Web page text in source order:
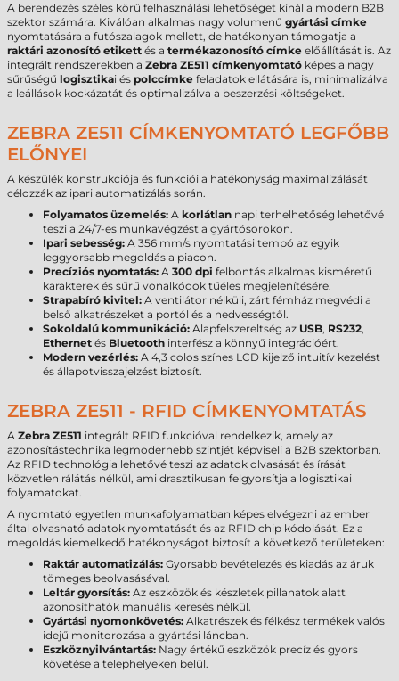
A berendezés széles körű felhasználási lehetőséget kínál a modern B2B
szektor számára. Kiválóan alkalmas nagy volumenű gyártási címke
nyomtatására a futószalagok mellett, de hatékonyan támogatja a
raktári azonosító etikett és a termékazonosító címke előállítását is. Az
integrált rendszerekben a Zebra ZE511 címkenyomtató képes a nagy
sűrűségű logisztikai és polccímke feladatok ellátására is, minimalizálva
a leállások kockázatát és optimalizálva a beszerzési költségeket.
ZEBRA ZE511 CÍMKENYOMTATÓ LEGFŐBB
ELŐNYEI
A készülék konstrukciója és funkciói a hatékonyság maximalizálását
célozzák az ipari automatizálás során.
Folyamatos üzemelés: A korlátlan napi terhelhetőség lehetővé
teszi a 24/7-es munkavégzést a gyártósorokon.
Ipari sebesség: A 356 mm/s nyomtatási tempó az egyik
leggyorsabb megoldás a piacon.
Precíziós nyomtatás: A 300 dpi felbontás alkalmas kisméretű
karakterek és sűrű vonalkódok tűéles megjelenítésére.
Strapabíró kivitel: A ventilátor nélküli, zárt fémház megvédi a
belső alkatrészeket a portól és a nedvességtől.
Sokoldalú kommunikáció: Alapfelszereltség az USB, RS232,
Ethernet és Bluetooth interfész a könnyű integrációért.
Modern vezérlés: A 4,3 colos színes LCD kijelző intuitív kezelést
és állapotvisszajelzést biztosít.
ZEBRA ZE511 - RFID CÍMKENYOMTATÁS
A Zebra ZE511 integrált RFID funkcióval rendelkezik, amely az
azonosítástechnika legmodernebb szintjét képviseli a B2B szektorban.
Az RFID technológia lehetővé teszi az adatok olvasását és írását
közvetlen rálátás nélkül, ami drasztikusan felgyorsítja a logisztikai
folyamatokat.
A nyomtató egyetlen munkafolyamatban képes elvégezni az ember
által olvasható adatok nyomtatását és az RFID chip kódolását. Ez a
megoldás kiemelkedő hatékonyságot biztosít a következő területeken:
Raktár automatizálás: Gyorsabb bevételezés és kiadás az áruk
tömeges beolvasásával.
Leltár gyorsítás: Az eszközök és készletek pillanatok alatt
azonosíthatók manuális keresés nélkül.
Gyártási nyomonkövetés: Alkatrészek és félkész termékek valós
idejű monitorozása a gyártási láncban.
Eszköznyilvántartás: Nagy értékű eszközök precíz és gyors
követése a telephelyeken belül.